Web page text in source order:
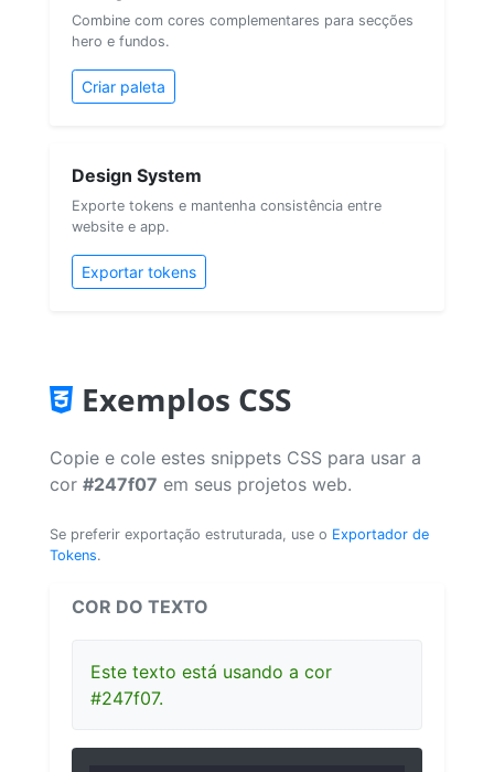
Combine com cores complementares para secções
hero e fundos.
Criar paleta
Design System
Exporte tokens e mantenha consistência entre
website e app.
Exportar tokens
Exemplos CSS
Copie e cole estes snippets CSS para usar a
cor #247f07 em seus projetos web.
Se preferir exportação estruturada, use o Exportador de
Tokens.
COR DO TEXTO
Este texto está usando a cor
#247f07.